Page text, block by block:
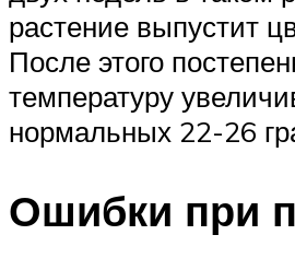
растение выпустит
После этого
температуру
нормальных 22-26
Ошибки при